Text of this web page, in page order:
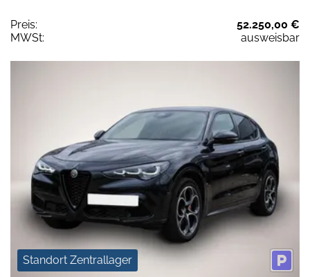
Preis:
52.250,00 €
MWSt:
ausweisbar
Standort Zentrallager